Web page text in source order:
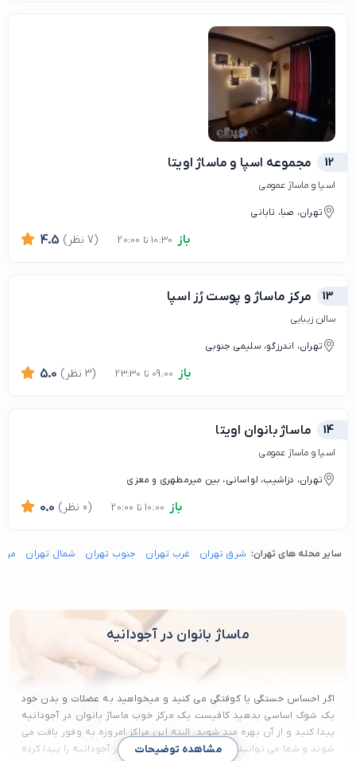
12 مجموعه اسپا و ماساژ اویتا
اسپا و ماساژ عمومی
تهران، صبا، تابانی
باز 4.5 (7 نظر)
13 مرکز ماساژ و پوست رُز اسپا
سالن زیبایی
تهران، اندرزگو، سلیمی جنوبی
باز 5.0 (3 نظر)
14 ماساژ بانوان اویتا
اسپا و ماساژ عمومی
تهران، دزاشیب، لواسانی، بین میرمطهری و معزی
باز 0.0 (0 نظر)
سایر محله های تهران: شرق تهران غرب تهران جنوب تهران شمال تهران
ماساژ بانوان در آجودانیه
اگر احساس خستگی یا کوفتگی می کنید و میخواهید به عضلات و بدن خود
یک شوک اساسی بدهید کافیست یک مرکز خوب ماساژ بانوان در آجودانیه
پیدا کنید و از آن بهره مند شوید. البته این مراکز امروزه به وفور یافت می
شوند و شما می توانید بهترین مراکز ماساژ بانوان در آجودانیه را پیدا کرده
مشاهده توضیحات